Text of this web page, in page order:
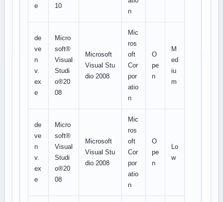
e
10
n
de
ve
n
v.
ex
e
Micro
soft®
Visual
Studi
o®20
08
Microsoft
Visual Stu
dio 2008
Mic
ros
oft
Cor
por
atio
n
O
pe
n
M
ed
iu
m
de
ve
n
v.
ex
e
Micro
soft®
Visual
Studi
o®20
08
Microsoft
Visual Stu
dio 2008
Mic
ros
oft
Cor
por
atio
n
O
pe
n
Lo
w